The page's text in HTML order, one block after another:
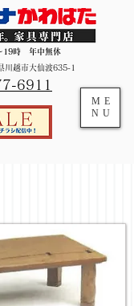
19時 年中無休
越市大仙波635-1
6911
ME
NU